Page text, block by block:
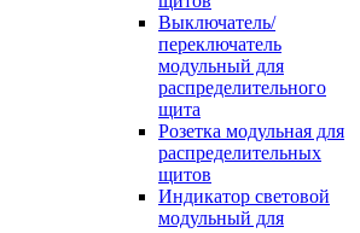
Выключатель/
переключатель
модульный для
распределительного
щита
Розетка модульная для
распределительных
щитов
Индикатор световой
модульный для